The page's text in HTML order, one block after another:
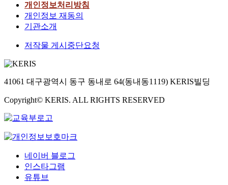
개인정보처리방침
개인정보 재동의
기관소개
저작물 게시중단요청
41061 대구광역시 동구 동내로 64(동내동1119) KERIS빌딩
Copyright© KERIS. ALL RIGHTS RESERVED
네이버 블로그
인스타그램
유튜브